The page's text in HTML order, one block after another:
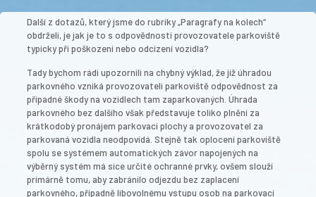
Další z dotazů, který jsme do rubriky „Paragrafy na kolech“
obdrželi, je jak je to s odpovědností provozovatele parkoviště
typicky při poškození nebo odcizení vozidla?
Tady bychom rádi upozornili na chybný výklad, že již úhradou
parkovného vzniká provozovateli parkoviště odpovědnost za
případné škody na vozidlech tam zaparkovaných. Úhrada
parkovného bez dalšího však představuje toliko plnění za
krátkodobýpronájem parkovací plochy a provozovatel za
parkovaná vozidla neodpovídá. Stejně tak oplocení parkoviště
spolu se systémem automatických závor napojených na
výběrný systém má sice určité ochranné prvky, ovšem slouží
primárně tomu, aby zabránilo odjezdu bez zaplacení
parkovného, případně libovolnému vstupu osob na parkovací